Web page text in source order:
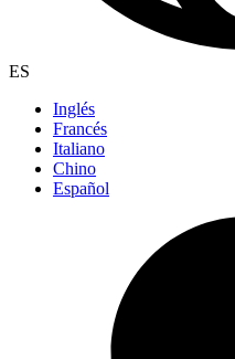
ES
Inglés
Francés
Italiano
Chino
Español